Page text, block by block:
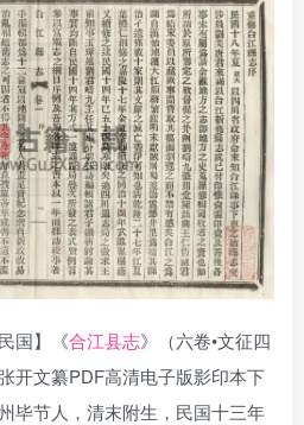
国】《合江县志》（六卷•文征四
开文纂PDF高清电子版影印本下
毕节人，清末附生，民国十三年